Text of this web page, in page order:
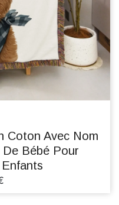
Coton Avec Nom
Bébé Pour